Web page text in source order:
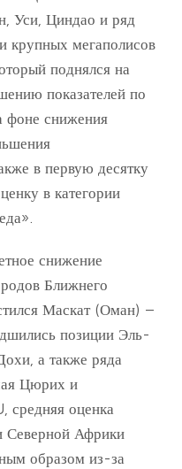
Уси, Циндао и ряд
крупных мегаполисов
поднялся на
показателей по
фоне снижения
в первую десятку
в категории
снижение
Ближнего
Маскат (Оман) –
позиции Эль-
а также ряда
Цюрих и
оценка
Северной Африки
образом из-за